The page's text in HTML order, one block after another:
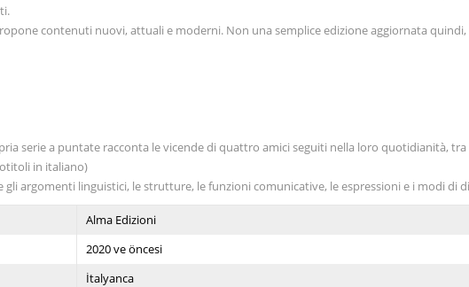
contenuti nuovi, attuali e moderni. Non una semplice edizione aggiornata
serie a puntate racconta le vicende di quattro amici seguiti nella loro quotidianità,
in italiano)
argomenti linguistici, le strutture, le funzioni comunicative, le espressioni e i modi di
Alma Edizioni
2020 ve öncesi
İtalyanca